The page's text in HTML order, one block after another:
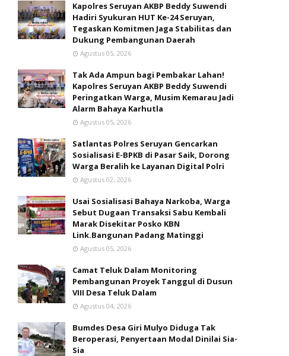
Kapolres Seruyan AKBP Beddy Suwendi
Hadiri Syukuran HUT Ke-24 Seruyan,
Tegaskan Komitmen Jaga Stabilitas dan
Dukung Pembangunan Daerah
Agustus 05, 2026
Tak Ada Ampun bagi Pembakar Lahan!
Kapolres Seruyan AKBP Beddy Suwendi
Peringatkan Warga, Musim Kemarau Jadi
Alarm Bahaya Karhutla
Agustus 05, 2026
Satlantas Polres Seruyan Gencarkan
Sosialisasi E-BPKB di Pasar Saik, Dorong
Warga Beralih ke Layanan Digital Polri
Agustus 02, 2026
Usai Sosialisasi Bahaya Narkoba, Warga
Sebut Dugaan Transaksi Sabu Kembali
Marak Disekitar Posko KBN
Link.Bangunan Padang Matinggi
Agustus 05, 2026
Camat Teluk Dalam Monitoring
Pembangunan Proyek Tanggul di Dusun
VIII Desa Teluk Dalam
Agustus 04, 2026
Bumdes Desa Giri Mulyo Diduga Tak
Beroperasi, Penyertaan Modal Dinilai Sia-
Sia